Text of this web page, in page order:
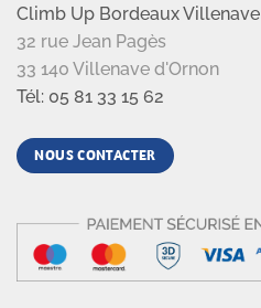
Climb Up Bordeaux Villenave
32 rue Jean Pagès
33 140 Villenave d'Ornon
Tél: 05 81 33 15 62
NOUS CONTACTER